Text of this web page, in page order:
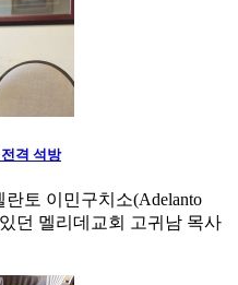
격 석방
토 이민구치소(Adelanto
있던 멜리데교회 고귀남 목사